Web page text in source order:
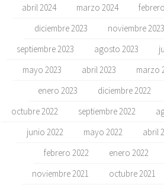
abril 2024
marzo 2024
diciembre 2023
noviembre 2023
septiembre 2023
agosto 2023
mayo 2023
abril 2023 marzo
enero 2023
diciembre 2022
octubre 2022
septiembre 2022
junio 2022
mayo 2022 abril
febrero 2022
enero 2022
noviembre 2021
octubre 2021